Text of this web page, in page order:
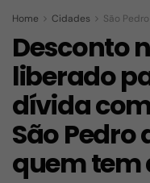
Home Cidades São
Desconto
liberado
dívida
São Pedro
quem tem